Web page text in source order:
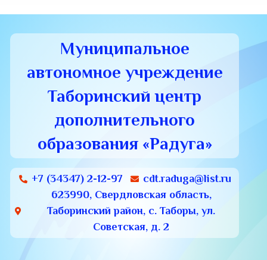
Муниципальное
автономное учреждение
Таборинский центр
дополнительного
образования «Радуга»
+7 (34347) 2-12-97
cdt.raduga@list.ru
623990, Свердловская область,
Таборинский район, с. Таборы, ул.
Советская, д. 2